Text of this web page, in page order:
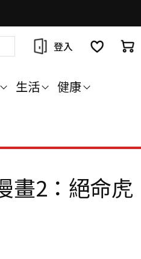
登入
生活 健康
畫2：絕命虎